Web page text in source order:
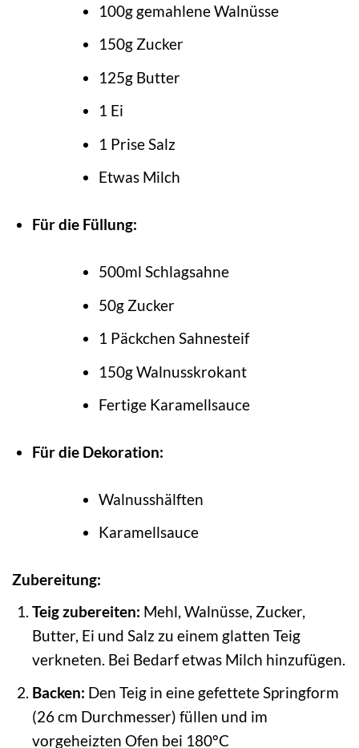
100g gemahlene Walnüsse
150g Zucker
125g Butter
1 Ei
1 Prise Salz
Etwas Milch
Für die Füllung:
500ml Schlagsahne
50g Zucker
1 Päckchen Sahnesteif
150g Walnusskrokant
Fertige Karamellsauce
Für die Dekoration:
Walnusshälften
Karamellsauce
Zubereitung:
Teig zubereiten: Mehl, Walnüsse, Zucker,
Butter, Ei und Salz zu einem glatten Teig
verkneten. Bei Bedarf etwas Milch hinzufügen.
Backen: Den Teig in eine gefettete Springform
(26 cm Durchmesser) füllen und im
vorgeheizten Ofen bei 180°C